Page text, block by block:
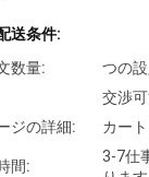
送条件:
数量:
つの
交渉
ジの詳細:
カー
間:
3-7仕